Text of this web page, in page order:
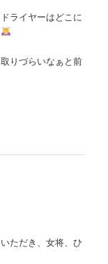
ライヤーはどこに
りづらいなぁと前
ただき、女将、ひ